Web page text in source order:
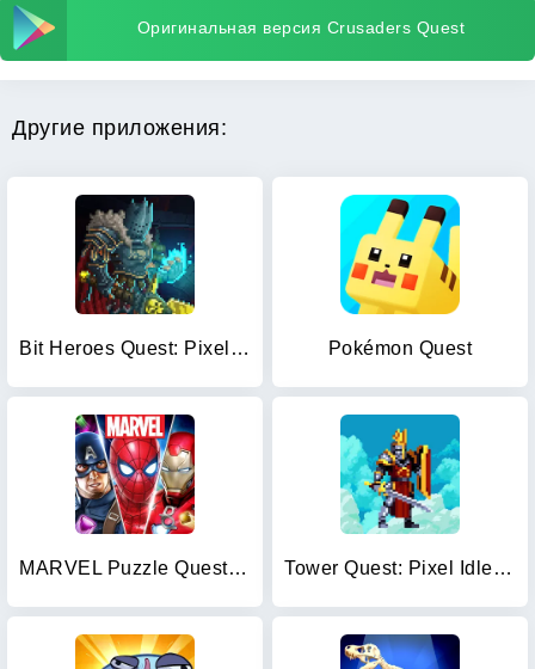
Оригинальная версия Crusaders Quest
Другие приложения:
Bit Heroes Quest: Pixel RPG Pokémon Quest
MARVEL Puzzle Quest: Hero RPG Tower Quest: Pixel Idle RPG